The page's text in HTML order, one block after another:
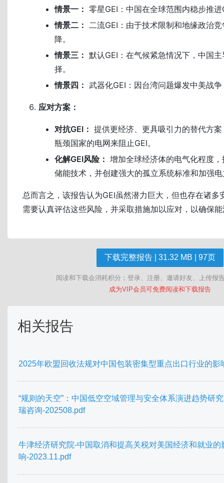
情景一： 零星GEI：中国在全球范围内稳步推
情景二： 二流GEI：由于技术限制和地缘政治
降。
情景三： 默认GEI：在气候紧急情况下，中国
择。
情景四： 武器化GEI：因台湾问题爆发中美战
应对方案：
对抗GEI： 提供更经济、更具吸引力的替代方
瓶颈国家的电网来阻止GEI。
化解GEI风险： 增加全球经济体的电气化程度
储能技术，并创建强大的孤立系统标准和加强
总而言之，该报告认为GEI虽然潜力巨大，但也存在诸多
需要认真评估这些风险，并采取措施加以应对，以确保
下载完整报告 | 31.32 MB | 97页
阅读和下载会消耗积分；登录、注册、邀请好友、上传报
成为VIP会员可免费阅读和下载报告
相关报告
2025年欧盟回收法规对中国包装密集型重点出口行业的影
“规则的天空”：中国低空空域管理与安全体系演进趋势研
瑞咨询-202508.pdf
牛津经济研究院-中国取消和提高关税对美国经济和就业的
响-2023.11.pdf